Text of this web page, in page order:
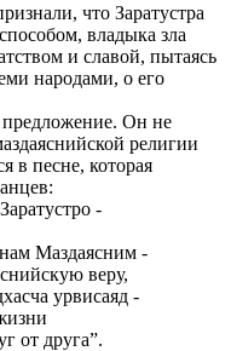
что Заратустра
владыка зла
и славой, пытаясь
народами, о его
предложение. Он не
религии
в песне, которая
-
Маздаясним -
веру,
урвисаяд -
от друга”.